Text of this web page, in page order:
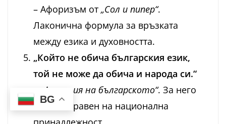
– Афоризъм от„Сол и пипер“.
Лаконична формула за връзката
между езика и духовността.
„Който не обича българския език,
той не може да обича и народа си.“
„Апология на българското“. За него
езикът е равен на национална
BG